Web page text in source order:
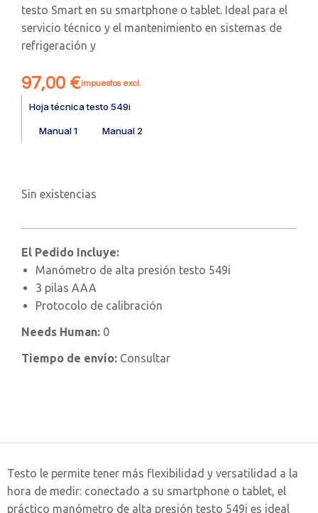
testo Smart en su smartphone o tablet. Ideal para el
servicio técnico y el mantenimiento en sistemas de
refrigeración y
97,00 €impuestos excl.
Hoja técnica testo 549i
Manual 1 Manual 2
Sin existencias
El Pedido Incluye:
Manómetro de alta presión testo 549i
3 pilas AAA
Protocolo de calibración
Needs Human: 0
Tiempo de envío: Consultar
Testo le permite tener más flexibilidad y versatilidad a la
hora de medir: conectado a su smartphone o tablet, el
práctico manómetro de alta presión testo 549i es ideal